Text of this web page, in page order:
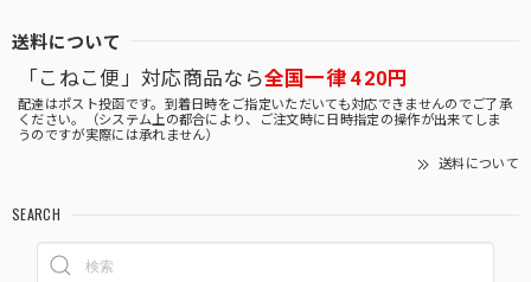
送料について
「こねこ便」対応商品なら全国一律 420円
配達はポスト投函です。到着日時をご指定いただいても対応できませんのでご了承
ください。（システム上の都合により、ご注文時に日時指定の操作が出来てしま
うのですが実際には承れません）
送料について
SEARCH